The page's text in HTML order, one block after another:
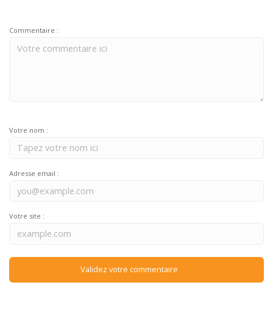
Commentaire :
Votre nom :
Adresse email :
Votre site :